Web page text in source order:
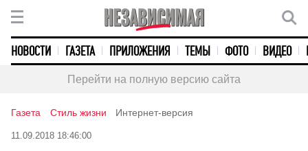
НОВОСТИ ГАЗЕТА ПРИЛОЖЕНИЯ ТЕМЫ ФОТО ВИДЕО
Перейти на полную версию сайта
Газета Стиль жизни Интернет-версия
11.09.2018 18:46:00